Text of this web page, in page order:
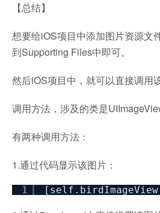
【总结】
想要给iOS项目中添加图片资源文
到Supporting Files中即可。
然后iOS项目中，就可以直接调用
调用方法，涉及的类是
有两种调用方法：
1.通过代码显示该图片：
1 [self.birdImageView